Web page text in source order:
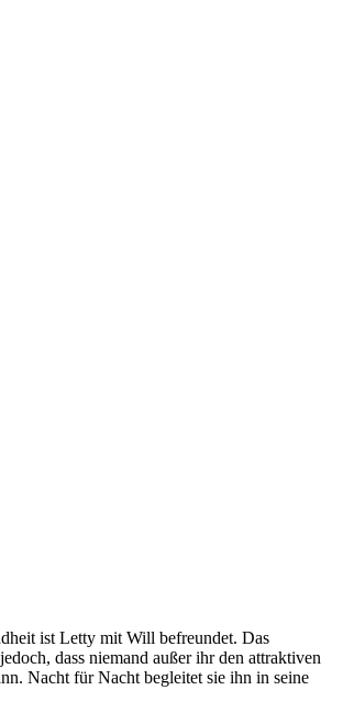
ist Letty mit Will befreundet. Das
dass niemand außer ihr den attraktiven
Nacht für Nacht begleitet sie ihn in seine